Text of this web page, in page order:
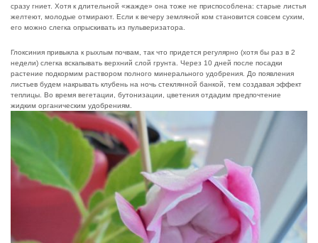
сразу гниет. Хотя к длительной «жажде» она тоже не приспособлена: старые листья
желтеют, молодые отмирают. Если к вечеру земляной ком становится совсем сухим,
его можно слегка опрыскивать из пульверизатора.
Глоксиния привыкла к рыхлым почвам, так что придется регулярно (хотя бы раз в 2
недели) слегка вскапывать верхний слой грунта. Через 10 дней после посадки
растение подкормим раствором полного минерального удобрения. До появления
листьев будем накрывать клубень на ночь стеклянной банкой, тем создавая эффект
теплицы. Во время вегетации, бутонизации, цветения отдадим предпочтение
жидким органическим удобрениям.